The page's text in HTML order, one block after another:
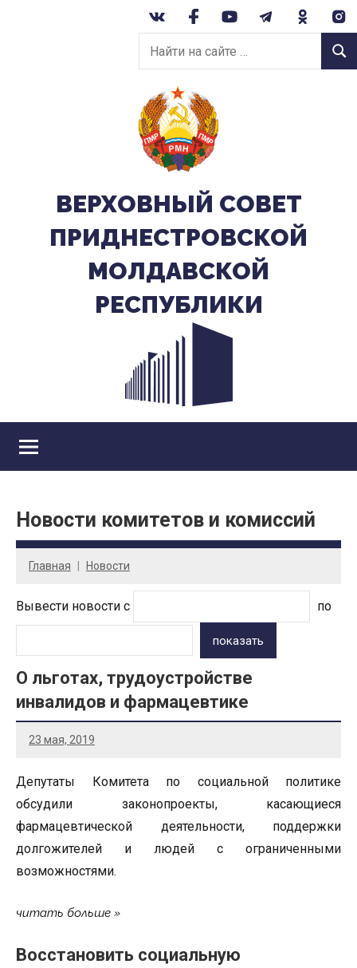
Найти
на
сайте:
ВЕРХОВНЫЙ CОВЕТ
ПРИДНЕСТРОВСКОЙ
МОЛДАВСКОЙ
РЕСПУБЛИКИ
Новости комитетов и комиссий
Главная Новости
Вывести новости с по
показать
О льготах, трудоустройстве
инвалидов и фармацевтике
23 мая, 2019
Депутаты Комитета по социальной политике
обсудили законопроекты, касающиеся
фармацевтической деятельности, поддержки
долгожителей и людей с ограниченными
возможностями.
читать больше
Восстановить социальную